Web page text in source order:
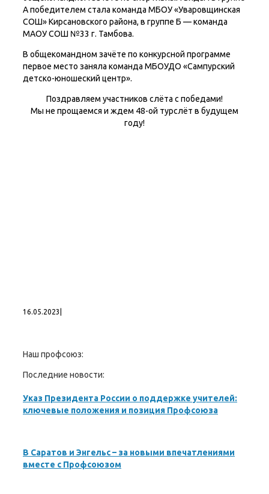
А победителем стала команда МБОУ «Уваровщинская
СОШ» Кирсановского района, в группе Б — команда
МАОУ СОШ №33 г. Тамбова.
В общекомандном зачёте по конкурсной программе
первое место заняла команда МБОУДО «Сампурский
детско-юношеский центр».
Поздравляем участников слёта с победами!
Мы не прощаемся и ждем 48-ой турслёт в будущем
году!
16.05.2023
Наш профсоюз:
Последние новости:
Указ Президента России о поддержке учителей:
ключевые положения и позиция Профсоюза
В Саратов и Энгельс – за новыми впечатлениями
вместе с Профсоюзом